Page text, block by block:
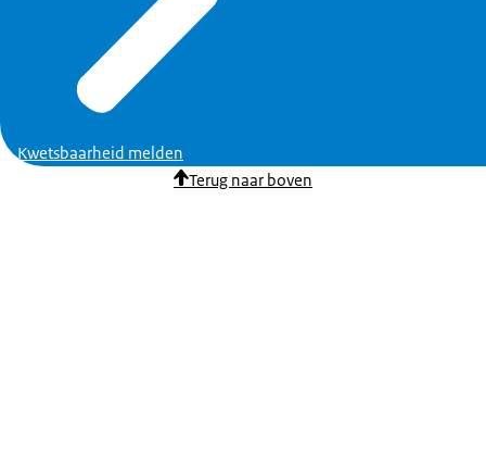
Kwetsbaarheid melden
Terug naar boven